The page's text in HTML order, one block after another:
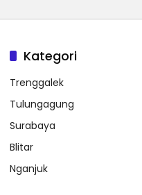
Kategori
Trenggalek
Tulungagung
Surabaya
Blitar
Nganjuk